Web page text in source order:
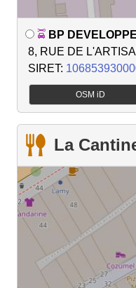
BP
8, RUE DE
SIRET:
OSM iD
La